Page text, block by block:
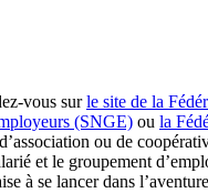
vous surle site de la
(SNGE) ou la
ou de
et le groupement
à se lancer dans